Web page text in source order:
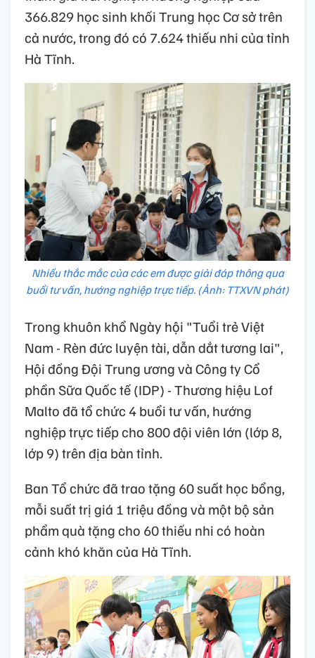
366.829 học sinh khối Trung học Cơ sở trên
cả nước, trong đó có 7.624 thiếu nhi của tỉnh
Hà Tĩnh.
Nhiều thắc mắc của các em được giải đáp thông qua
buổi tư vấn, hướng nghiệp trực tiếp. (Ảnh: TTXVN phát)
Trong khuôn khổ Ngày hội "Tuổi trẻ Việt
Nam - Rèn đức luyện tài, dẫn dắt tương lai",
Hội đồng Đội Trung ương và Công ty Cổ
phần Sữa Quốc tế (IDP) - Thương hiệu Lof
Malto đã tổ chức 4 buổi tư vấn, hướng
nghiệp trực tiếp cho 800 đội viên lớn (lớp 8,
lớp 9) trên địa bàn tỉnh.
Ban Tổ chức đã trao tặng 60 suất học bổng,
mỗi suất trị giá 1 triệu đồng và một bộ sản
phẩm quà tặng cho 60 thiếu nhi có hoàn
cảnh khó khăn của Hà Tĩnh.